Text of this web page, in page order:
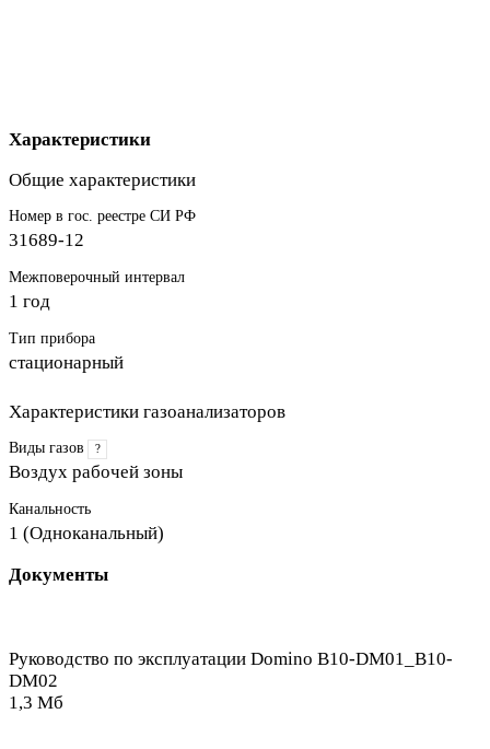
Характеристики
Общие характеристики
Номер в гос. реестре СИ РФ
31689-12
Межповерочный интервал
1 год
Тип прибора
стационарный
Характеристики газоанализаторов
Виды газов ?
Воздух рабочей зоны
Канальность
1 (Одноканальный)
Документы
Руководство по эксплуатации Domino B10-DM01_B10-
DM02
1,3 Мб